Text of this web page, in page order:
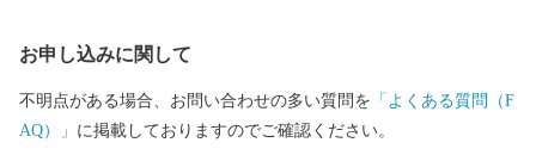
お申し込みに関して
不明点がある場合、お問い合わせの多い質問を 「よくある質問（F
AQ）」 に掲載しておりますのでご確認ください。